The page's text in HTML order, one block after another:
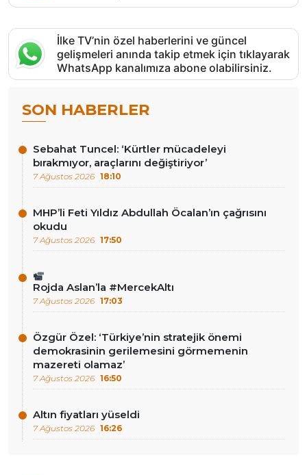
İlke TV’nin özel haberlerini ve güncel
gelişmeleri anında takip etmek için tıklayarak
WhatsApp kanalımıza abone olabilirsiniz.
SON HABERLER
Sebahat Tuncel: ‘Kürtler mücadeleyi
bırakmıyor, araçlarını değiştiriyor’
7 Ağustos 2026 18:10
MHP’li Feti Yıldız Abdullah Öcalan’ın çağrısını
okudu
7 Ağustos 2026 17:50
Rojda Aslan’la #MercekAltı
7 Ağustos 2026 17:03
Özgür Özel: ‘Türkiye’nin stratejik önemi
demokrasinin gerilemesini görmemenin
mazereti olamaz’
7 Ağustos 2026 16:50
Altın fiyatları yüseldi
7 Ağustos 2026 16:26